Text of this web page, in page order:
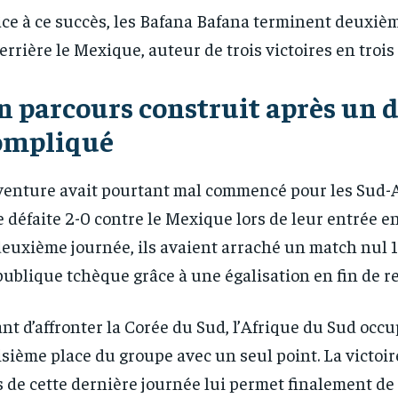
and you / year
news and articles for a whole year.
By
every
and you / year
news and articles for a whole year.
By
every
à ce succès, les Bafana Bafana terminent
le Mexique, auteur de trois victoires en
parcours construit après un
avait pourtant mal commencé pour les
défaite 2-0 contre le Mexique lors de leur entrée
journée, ils avaient arraché un match nul
tchèque grâce à une égalisation en fin de
d’affronter la Corée du Sud, l’Afrique du Sud
place du groupe avec un seul point. La
de cette dernière journée lui permet finalement de